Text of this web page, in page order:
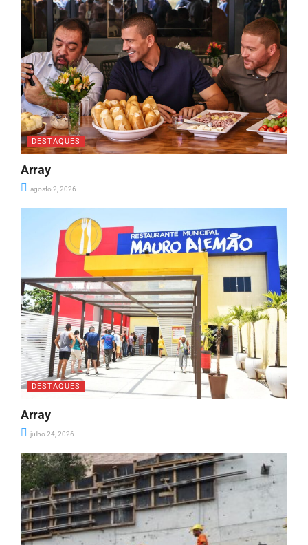
DESTAQUES
Array
agosto 2, 2026
DESTAQUES
Array
julho 24, 2026